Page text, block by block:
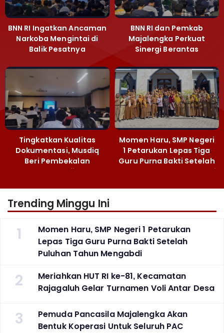
BNN RI Ingatkan Ancaman
Narkoba Mengintai di
Balik Pesatnya
Majalengka
BNN RI dan Pemkab
Majalengka Perkuat
Sinergi Berantas
Narkoba
Tingkatkan Kualitas
Dokumentasi, Musdiq
Beri Pembekalan
Fotografi ‎
Momen Haru, SMP Negeri
1 Petarukan Lepas Tiga
Guru Purna Bakti Setelah
Puluhan Tahun Mengabdi
Trending Minggu Ini
1
Momen Haru, SMP Negeri 1 Petarukan
Lepas Tiga Guru Purna Bakti Setelah
Puluhan Tahun Mengabdi
2
Meriahkan HUT RI ke-81, Kecamatan
Rajagaluh Gelar Turnamen Voli Antar Desa
3
Pemuda Pancasila Majalengka Akan
Bentuk Koperasi Untuk Seluruh PAC